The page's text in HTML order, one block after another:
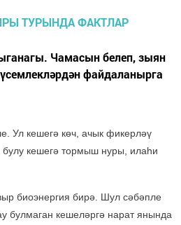
Чамасын белеп, зыян
файдаланырга
Ул кешегә көч, ачык фикерләү
кешегә тормыш нуры, илаһи
биоэнергия бирә. Шул сәбәпле
булмаган кешеләргә нарат янында